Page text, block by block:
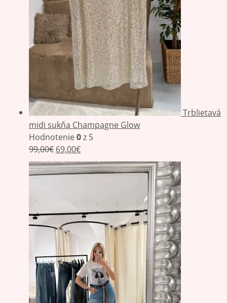
Trblietavá
midi sukňa Champagne Glow
Hodnotenie0z 5
99,00€ 69,00€